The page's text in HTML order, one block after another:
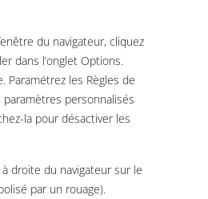
du navigateur, cliquez
dans l’onglet Options.
Paramétrez les Règles de
personnalisés
la pour désactiver les
droite du navigateur sur le
par un rouage).